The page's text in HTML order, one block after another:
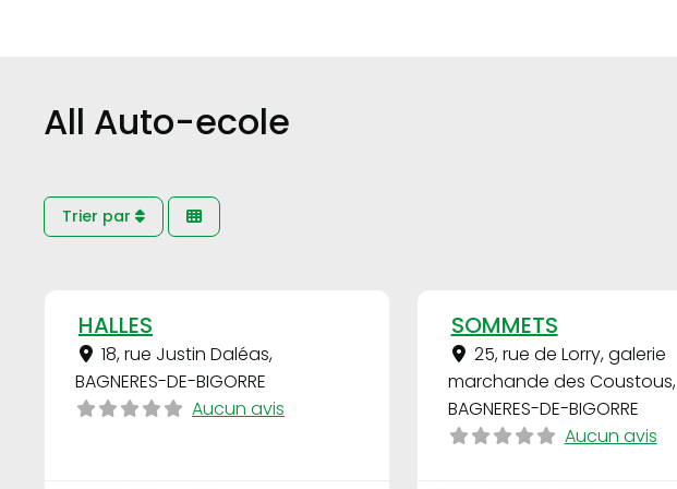
All Auto-ecole
Trier par
HALLES
18, rue Justin Daléas,
BAGNERES-DE-BIGORRE
Aucun avis
SOMMETS
25, rue de Lorry, galerie
marchande des Coustous,
BAGNERES-DE-BIGORRE
Aucun avis